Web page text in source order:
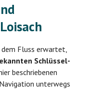
Fluss erwartet,
Schlüssel-
beschriebenen
unterwegs